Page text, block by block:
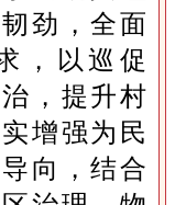
劲，全面
，以巡促
，提升村
增强为民
向，结合